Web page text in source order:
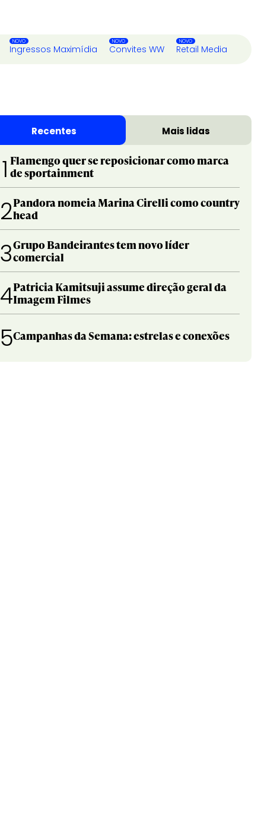
Ingressos Maximídia Convites WW Retail Media
Recentes Mais lidas
1 Flamengo quer se reposicionar como marca
de sportainment
2Pandora nomeia Marina Cirelli como country
head
3Grupo Bandeirantes tem novo líder
comercial
4Patricia Kamitsuji assume direção geral da
Imagem Filmes
5Campanhas da Semana: estrelas e conexões